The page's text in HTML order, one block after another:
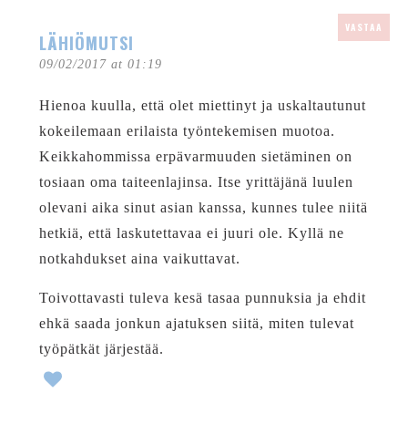
LÄHIÖMUTSI
09/02/2017 at 01:19
VASTAA
Hienoa kuulla, että olet miettinyt ja uskaltautunut
kokeilemaan erilaista työntekemisen muotoa.
Keikkahommissa erpävarmuuden sietäminen on
tosiaan oma taiteenlajinsa. Itse yrittäjänä luulen
olevani aika sinut asian kanssa, kunnes tulee niitä
hetkiä, että laskutettavaa ei juuri ole. Kyllä ne
notkahdukset aina vaikuttavat.
Toivottavasti tuleva kesä tasaa punnuksia ja ehdit
ehkä saada jonkun ajatuksen siitä, miten tulevat
työpätkät järjestää.